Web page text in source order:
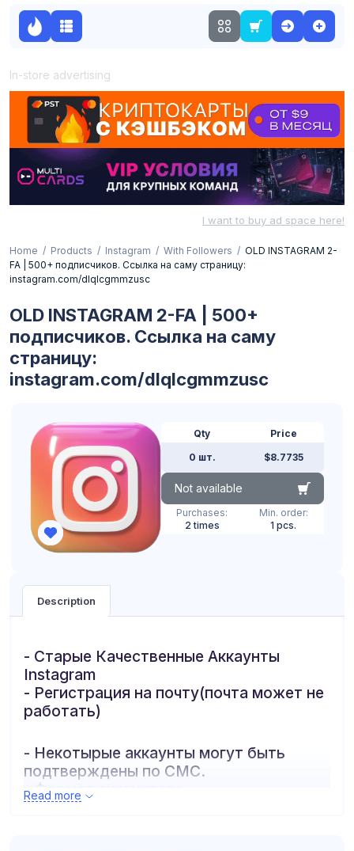
In-store advertising
I want to buy ad space here!
Home Products Instagram With Followers
OLD INSTAGRAM 2-
FA | 500+ подписчиков. Ссылка на саму страницу:
instagram.com/dlqlcgmmzusc
OLD INSTAGRAM 2-FA | 500+
подписчиков. Ссылка на саму
страницу:
instagram.com/dlqlcgmmzusc
Qty
0 шт.
Price
$8.7735
Not available
Purchases:
2 times
Min. order:
1 pcs.
Description
- Старые Качественные Аккаунты
Instagram
- Регистрация на почту(почта может не
работать)
- Некотырые аккаунты могут быть
подтверждены по СМС.
- Формат аккаунтов:
логин:пароль:почта:пароль_почты:2fa
Read more